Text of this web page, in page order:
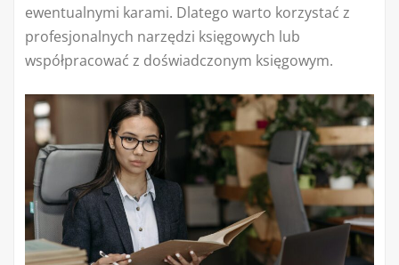
ewentualnymi karami. Dlatego warto korzystać z
profesjonalnych narzędzi księgowych lub
współpracować z doświadczonym księgowym.